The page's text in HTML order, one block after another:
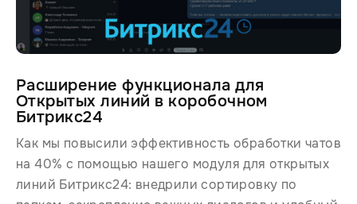
Расширение функционала для
Открытых линий в коробочном
Битрикс24
Как мы повысили эффективность обработки чатов
на 40% с помощью нашего модуля для открытых
линий Битрикс24: внедрили сортировку по